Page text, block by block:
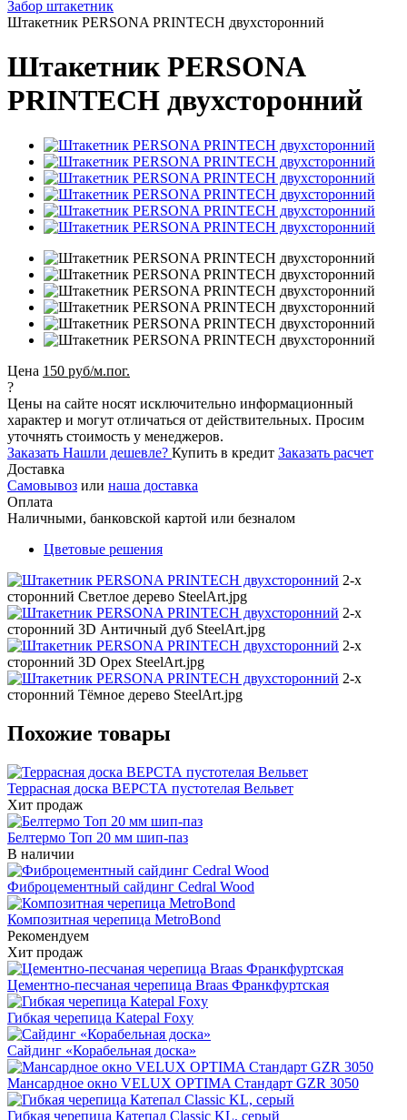
Забор штакетник
Штакетник PERSONA PRINTECH двухсторонний
Штакетник PERSONA
PRINTECH двухсторонний
Цена 150 руб/м.пог.
?
Цены на сайте носят исключительно информационный
характер и могут отличаться от действительных. Просим
уточнять стоимость у менеджеров.
Заказать Нашли дешевле? Купить в кредит Заказать расчет
Доставка
Самовывоз или наша доставка
Оплата
Наличными, банковской картой или безналом
Цветовые решения
2-x
сторонний Светлое дерево SteelArt.jpg
2-х
сторонний 3D Античный дуб SteelArt.jpg
2-х
сторонний 3D Орех SteelArt.jpg
2-х
сторонний Тёмное дерево SteelArt.jpg
Похожие товары
Террасная доска ВЕРСТА пустотелая Вельвет
Хит продаж
Белтермо Топ 20 мм шип-паз
В наличии
Фиброцементный сайдинг Cedral Wood
Композитная черепица MetroBond
Рекомендуем
Хит продаж
Цементно-песчаная черепица Braas Франкфуртская
Гибкая черепица Katepal Foxy
Сайдинг «Корабельная доска»
Мансардное окно VELUX OPTIMA Стандарт GZR 3050
Гибкая черепица Катепал Classic KL, серый